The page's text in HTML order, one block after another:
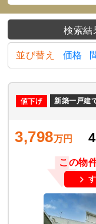
検索結
並び替え 価格
新築一戸建
3,798万円
この物